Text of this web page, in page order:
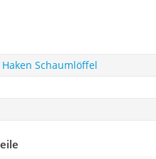
Haken Schaumlöffel